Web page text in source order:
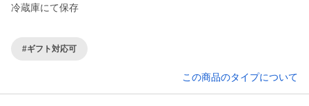
冷蔵庫にて保存
#ギフト対応可
この商品のタイプについて